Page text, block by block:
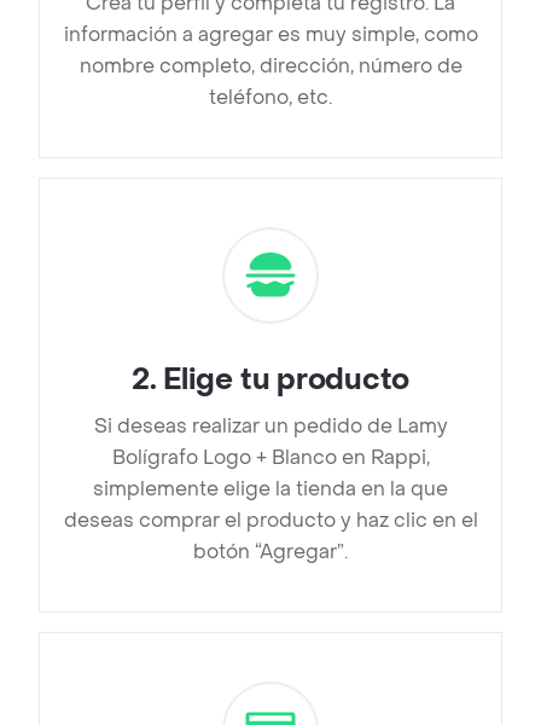
información a agregar es muy simple, como
nombre completo, dirección, número de
teléfono, etc.
2. Elige tu producto
Si deseas realizar un pedido de Lamy
Bolígrafo Logo + Blanco en Rappi,
simplemente elige la tienda en la que
deseas comprar el producto y haz clic en el
botón “Agregar”.